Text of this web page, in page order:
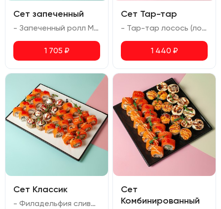
Сет запеченный
- Запеченный ролл Мариока (креветка тигровая, лосось, сыр сливочный) - Запеченный ролл Осака (креветка тигровая, авокадо, соус спайси, сыр сливочный, масаго, соус для запекания) - Запеченный ролл с угрем (угорь, сыр сливочный, соус для запекания)
1 705 ₽
Сет Тар-тар
- Тар-тар лосось (лосось, авокадо, сливочный сыр, омлет, соус спайси) - Тар-тар креветка (креветка, авокадо, сливочный сыр, омлет, соус спайси) - Тар-тар тунец (тунец, авокадо, сливочный сыр, омлет, соус спайси)
1 440 ₽
Сет Классик
- Филадельфия сливочная (лосось, сливочный сыр, икра масаго) - Филадельфия огурец (лосось, сливочный сыр, огурец, икра масаго) - Калифорния с креветкой (креветка, авокадо, сливочный сыр, икра масаго) - Ролл с жаренной семгой (жаренный лосось, сливочный сыр, огурец, перец болгарский, кунжут)
Сет
Комбинированный